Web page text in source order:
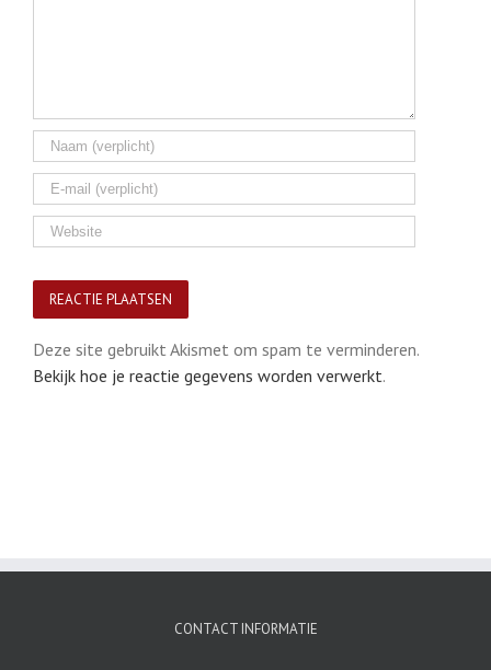
Deze site gebruikt Akismet om spam te verminderen.
Bekijk hoe je reactie gegevens worden verwerkt.
CONTACT INFORMATIE